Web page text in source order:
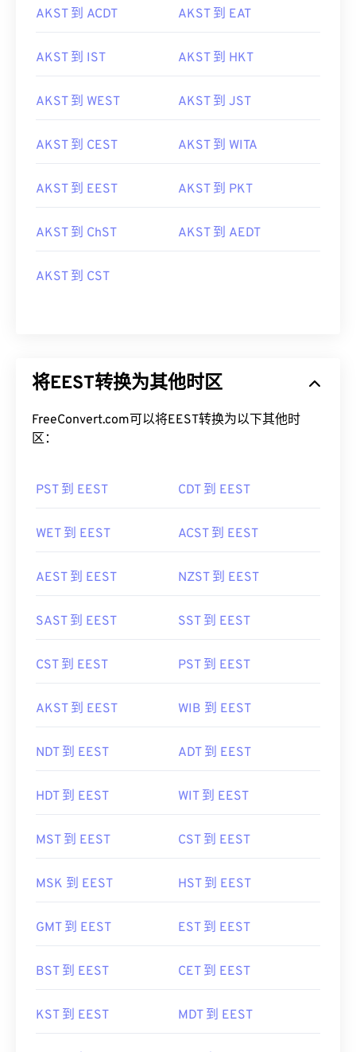
AKST 到 ACDT AKST 到 EAT
AKST 到 IST AKST 到 HKT
AKST 到 WEST AKST 到 JST
AKST 到 CEST AKST 到 WITA
AKST 到 EEST AKST 到 PKT
AKST 到 ChST AKST 到 AEDT
AKST 到 CST
将EEST转换为其他时区
FreeConvert.com可以将EEST转换为以下其他时
区：
PST 到 EEST CDT 到 EEST
WET 到 EEST ACST 到 EEST
AEST 到 EEST NZST 到 EEST
SAST 到 EEST SST 到 EEST
CST 到 EEST PST 到 EEST
AKST 到 EEST WIB 到 EEST
NDT 到 EEST ADT 到 EEST
HDT 到 EEST WIT 到 EEST
MST 到 EEST CST 到 EEST
MSK 到 EEST HST 到 EEST
GMT 到 EEST EST 到 EEST
BST 到 EEST CET 到 EEST
KST 到 EEST MDT 到 EEST